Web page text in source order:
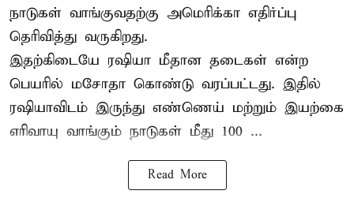
நாடுகள் வாங்குவதற்கு அமெரிக்கா எதிர்ப்பு
தெரிவித்து வருகிறது.
இதற்கிடையே ரஷியா மீதான தடைகள் என்ற
பெயரில் மசோதா கொண்டு வரப்பட்டது. இதில்
ரஷியாவிடம் இருந்து எண்ணெய் மற்றும் இயற்கை
எரிவாயு வாங்கும் நாடுகள் மீது 100 ...
Read More